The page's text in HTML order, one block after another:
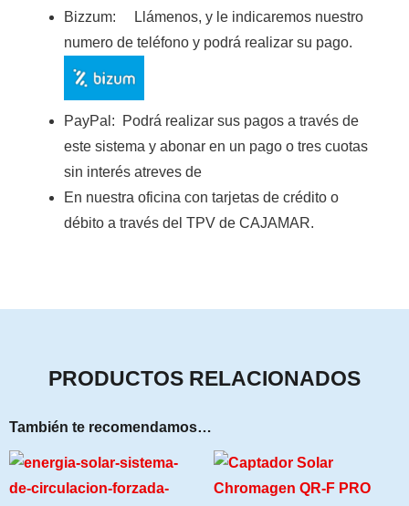
Bizzum:
Llámenos, y le indicaremos nuestro
numero de teléfono y podrá realizar su pago.
PayPal:
Podrá realizar sus pagos a través de
este sistema y abonar en un pago o tres cuotas
sin interés atreves de
En nuestra oficina con tarjetas de crédito o
débito a través del TPV de CAJAMAR.
PRODUCTOS RELACIONADOS
También te recomendamos…